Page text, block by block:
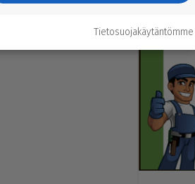
Tietosuojakäytäntömme